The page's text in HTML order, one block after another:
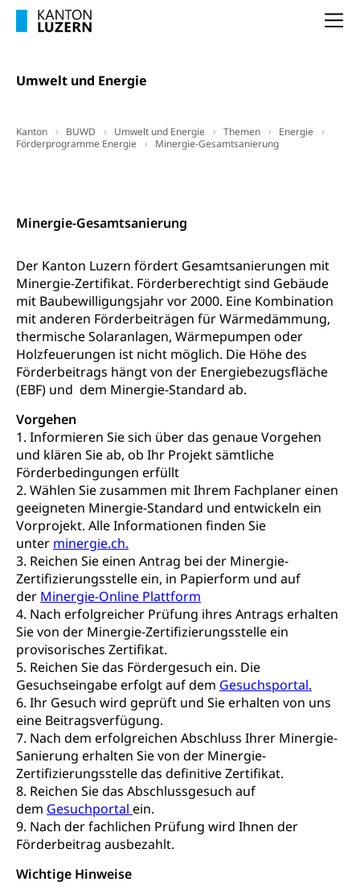
Umwelt und Energie
Kanton BUWD Umwelt und Energie Themen
Energie
Förderprogramme Energie
Minergie-Gesamtsanierung
Minergie-Gesamtsanierung
Der Kanton Luzern fördert Gesamtsanierungen mit
Minergie-Zertifikat. Förderberechtigt sind Gebäude
mit Baubewilligungsjahr vor 2000. Eine Kombination
mit anderen Förderbeiträgen für Wärmedämmung,
thermische Solaranlagen, Wärmepumpen oder
Holzfeuerungen ist nicht möglich. Die Höhe des
Förderbeitrags hängt von der Energiebezugsfläche
(EBF) und dem Minergie-Standard ab.
Vorgehen
1. Informieren Sie sich über das genaue Vorgehen
und klären Sie ab, ob Ihr Projekt sämtliche
Förderbedingungen erfüllt
2. Wählen Sie zusammen mit Ihrem Fachplaner einen
geeigneten Minergie-Standard und entwickeln ein
Vorprojekt. Alle Informationen finden Sie
unter minergie.ch.
3. Reichen Sie einen Antrag bei der Minergie-
Zertifizierungsstelle ein, in Papierform und auf
der Minergie-Online Plattform
4. Nach erfolgreicher Prüfung ihres Antrags erhalten
Sie von der Minergie-Zertifizierungsstelle ein
provisorisches Zertifikat.
5. Reichen Sie das Fördergesuch ein. Die
Gesuchseingabe erfolgt auf dem Gesuchsportal.
6. Ihr Gesuch wird geprüft und Sie erhalten von uns
eine Beitragsverfügung.
7. Nach dem erfolgreichen Abschluss Ihrer Minergie-
Sanierung erhalten Sie von der Minergie-
Zertifizierungsstelle das definitive Zertifikat.
8. Reichen Sie das Abschlussgesuch auf
dem Gesuchportal ein.
9. Nach der fachlichen Prüfung wird Ihnen der
Förderbeitrag ausbezahlt.
Wichtige Hinweise
Frühe Sprachförderung
Frühe Förderung
Konsumentenschutz
Preisüberwachung, Preisüberwacher,
Konsumentenorganisation, parallele Einfuhr,
Lebensmittelkontrolle und
Krankenversicherung
Unfallversicherung, Berufsunfallversicherung,
Krankheit, Unfall, Prämienverbilligung,
Krankenkasse
Krankenversicherung (WAS Luzern)
Prämienverbilligung (WAS Luzern)
Obligatorische Krankenversicherung (WAS
Luzern)
Lebensmittelsicherheit
sichere Lebensmittel, Lebensmittelkontrolle,
Lebensmittelhygiene, Produktesicherheit
Trinkwasser
Lebensmittel
Prävention
Gesundheitsvorsorge, Wellness, Unfallverhütung,
Suchtprävention, Alkoholprävention,
Tabakprävention, Primärprävention,
Sekundärprävention, Tertiärprävention
Darmkrebsvorsorge
Kantonales Tabakpräventionsprogramm
Gesundheitsförderung
Prävention (Polizei)
Suchtprävention
Gesundheitsversorgung
Soziale Sicherheit
Sozialversicherungen, Sozialpolitik,
Arbeitslosenversicherung,
Mutterschaftsversicherung, Krankenversicherung,
Unfallversicherung, Invalidenversicherung,
Sozialhilfe
Kranken- und Unfallversicherung
(gruezi.lu.ch)
Krankenversicherung (WAS Luzern)
Existenzsicherung - Sozialhilfe
Soziales und Gesellschaft (Dienststelle)
Opferhilfe
Arbeitslosenversicherung (WAS Luzern)
Invalidenversicherung (WAS Luzern)
Soziale Sicherheit
Sucht und Drogen
Drogenabhängigkeit, Drogensucht,
Medikamentenabhängigkeit,
Arzneimittelabhängigkeit, Suchtkrankheit,
Drogenabhängige, Drogensüchtige,
Betäubungsmittel, Suchtmittel, Psychopharmaka
Fachstelle Sucht Region Luzern
Drogen (Polizei)
Gesundheitsversorgung
Gesundheitsversorgung, Spital, Pflegeinitiative,
Ambulant vor stationär, AVOS, Patientendossier
Gesundheitsversorgung
AHV / IV
Sozialversicherung, Vorsorgeeinrichtung,